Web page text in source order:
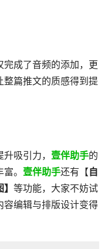
完成了音频的添加，更
篇推文的质感得到提
吸引力， 壹伴助手的
。 壹伴助手还有【自
等功能，大家不妨试
容编辑与排版设计变得